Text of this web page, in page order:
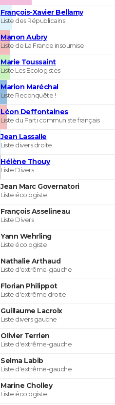
François-Xavier Bellamy
Liste des Républicains
Manon Aubry
Liste de La France insoumise
Marie Toussaint
Liste Les Ecologistes
Marion Maréchal
Liste Reconquête !
Léon Deffontaines
Liste du Parti communiste français
Jean Lassalle
Liste divers droite
Hélène Thouy
Liste Divers
Jean Marc Governatori
Liste écologiste
François Asselineau
Liste Divers
Yann Wehrling
Liste écologiste
Nathalie Arthaud
Liste d'extrême-gauche
Florian Philippot
Liste d'extrême droite
Guillaume Lacroix
Liste divers gauche
Olivier Terrien
Liste d'extrême-gauche
Selma Labib
Liste d'extrême-gauche
Marine Cholley
Liste écologiste